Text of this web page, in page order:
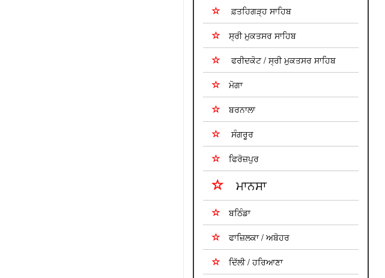
ਫ਼ਤਹਿਗੜ੍ਹ ਸਾਹਿਬ
ਸ੍ਰੀ ਮੁਕਤਸਰ ਸਾਹਿਬ
ਫਰੀਦਕੋਟ / ਸ੍ਰੀ ਮੁਕਤਸਰ ਸਾਹਿਬ
ਮੋਗਾ
ਬਰਨਾਲਾ
ਸੰਗਰੂਰ
ਫਿਰੋਜ਼ਪੁਰ
ਮਾਨਸਾ
ਬਠਿੰਡਾ
ਫਾਜ਼ਿਲਕਾ / ਅਬੋਹਰ
ਦਿੱਲੀ / ਹਰਿਆਣਾ